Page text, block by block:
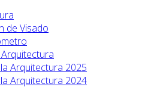
de Visado
Arquitectura 2025
Arquitectura 2024